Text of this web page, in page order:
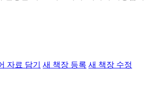
자료 담기 새 책장 등록 새 책장 수정